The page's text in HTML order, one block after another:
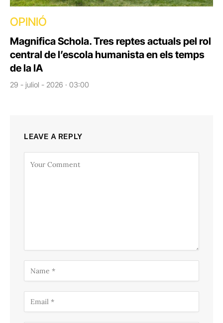
OPINIÓ
Magnifica Schola. Tres reptes actuals pel rol
central de l’escola humanista en els temps
de la IA
29 - juliol - 2026 · 03:00
LEAVE A REPLY